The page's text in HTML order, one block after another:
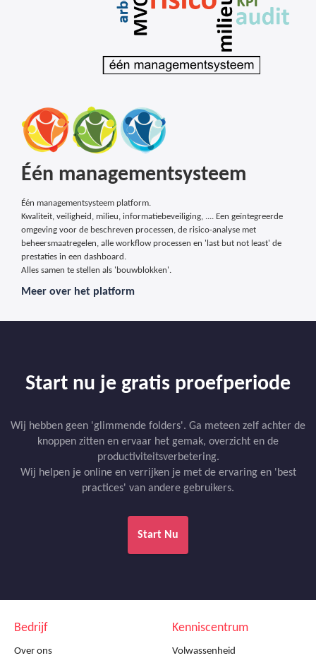
Één managementsysteem
Één managementsysteem platform.
Kwaliteit, veiligheid, milieu, informatiebeveiliging, .... Een geïntegreerde
omgeving voor de beschreven processen, de risico-analyse met
beheersmaatregelen, alle workflow processen en 'last but not least' de
prestaties in een dashboard.
Alles samen te stellen als 'bouwblokken'.
Meer over het platform
Start nu je gratis proefperiode
Wij hebben geen 'glimmende folders'. Ga meteen zelf achter de
knoppen zitten en ervaar het gemak, overzicht en de
productiviteitsverbetering.
Wij helpen je online en verrijken je met de ervaring en 'best
practices' van andere gebruikers.
Start Nu
Bedrijf
Over ons
Kenniscentrum
Volwassenheid